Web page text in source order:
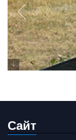
Сайт